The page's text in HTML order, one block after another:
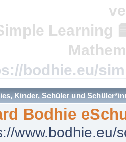
Learning
bodhie.eu/
Kinder, Schüler und
Bodhie
www.bodhie.eu/